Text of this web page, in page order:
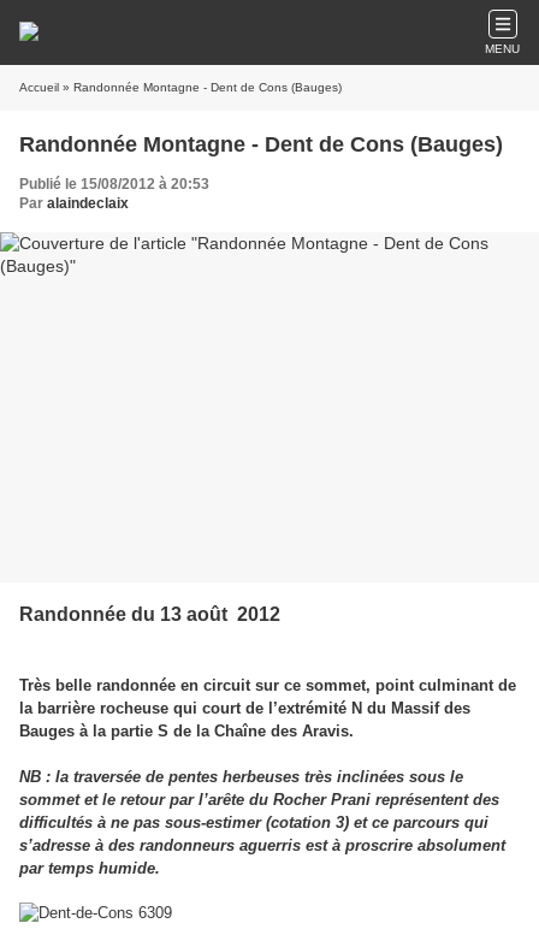
MENU
Accueil » Randonnée Montagne - Dent de Cons (Bauges)
Randonnée Montagne - Dent de Cons (Bauges)
Publié le 15/08/2012 à 20:53
Par alaindeclaix
Randonnée du 13 août 2012
Très belle randonnée en circuit sur ce sommet, point culminant de
la barrière rocheuse qui court de l’extrémité N du Massif des
Bauges à la partie S de la Chaîne des Aravis.
NB : la traversée de pentes herbeuses très inclinées sous le
sommet et le retour par l’arête du Rocher Prani représentent des
difficultés à ne pas sous-estimer (cotation 3) et ce parcours qui
s’adresse à des randonneurs aguerris est à proscrire absolument
par temps humide.